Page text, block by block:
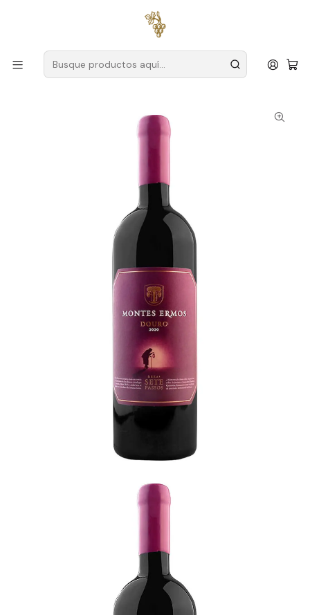
para pedidos superiores a
Productores Duero
Montañas desiertas
Montes Ermos Dezassete Passos Duero Vino Tinto 75cl